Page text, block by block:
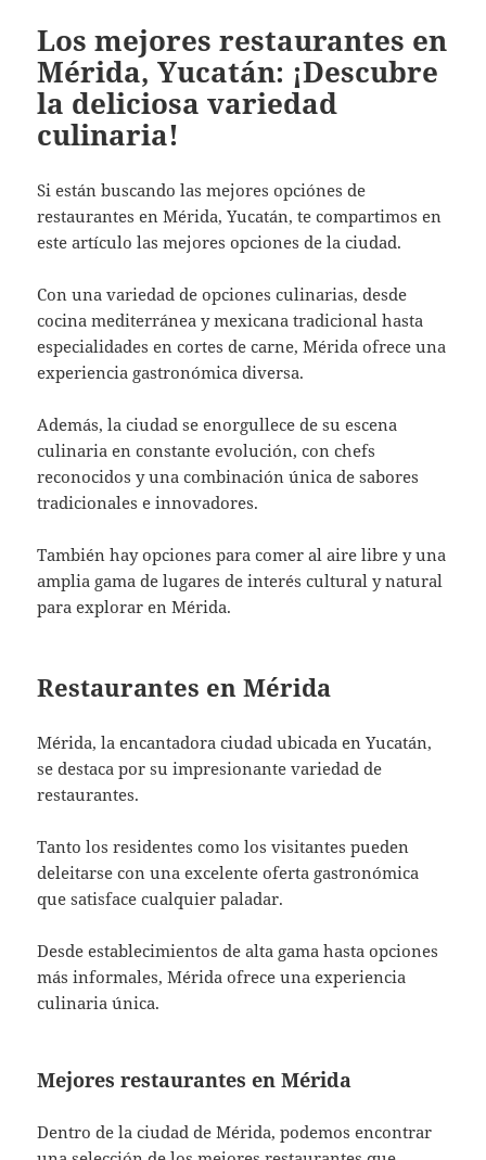
Los mejores restaurantes en
Mérida, Yucatán: ¡Descubre
la deliciosa variedad
culinaria!
Si están buscando las mejores opciónes de
restaurantes en Mérida, Yucatán, te compartimos en
este artículo las mejores opciones de la ciudad.
Con una variedad de opciones culinarias, desde
cocina mediterránea y mexicana tradicional hasta
especialidades en cortes de carne, Mérida ofrece una
experiencia gastronómica diversa.
Además, la ciudad se enorgullece de su escena
culinaria en constante evolución, con chefs
reconocidos y una combinación única de sabores
tradicionales e innovadores.
También hay opciones para comer al aire libre y una
amplia gama de lugares de interés cultural y natural
para explorar en Mérida.
Restaurantes en Mérida
Mérida, la encantadora ciudad ubicada en Yucatán,
se destaca por su impresionante variedad de
restaurantes.
Tanto los residentes como los visitantes pueden
deleitarse con una excelente oferta gastronómica
que satisface cualquier paladar.
Desde establecimientos de alta gama hasta opciones
más informales, Mérida ofrece una experiencia
culinaria única.
Mejores restaurantes en Mérida
Dentro de la ciudad de Mérida, podemos encontrar